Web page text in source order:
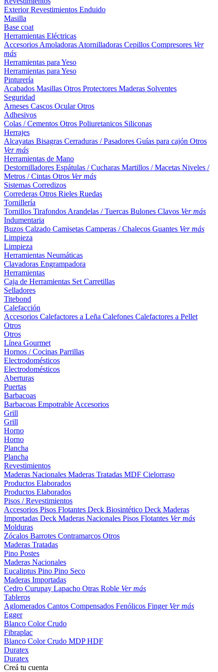
ExteriorRevestimientos Enduido
Masilla
Base coat
Herramientas Eléctricas
Accesorios Amoladoras Atornilladoras Cepillos Compresores Ver
más
Herramientas para Yeso
Herramientas para Yeso
Pinturería
Acabados Masillas Otros Protectores Maderas Solventes
Seguridad
Arneses Cascos OcularOtros
Adhesivos
Colas / Cementos Otros Poliuretanicos Siliconas
Herrajes
Alcayatas Bisagras Cerraduras / Pasadores Guías para cajón Otros
Ver más
Herramientas de Mano
Destornilladores Espátulas / Cucharas Martillos / Macetas Niveles /
Metros / Cintas Otros Ver más
Sistemas Corredizos
Correderas Otros Rieles Ruedas
Tornillería
Tornillos Tirafondos Arandelas / Tuercas Bulones Clavos Ver más
Indumentaria
Buzos Calzado Camisetas Camperas / Chalecos Guantes Ver más
Limpieza
Limpieza
Herramientas Neumáticas
Clavadoras Engrampadora
Herramientas
Caja de Herramientas Set Carretillas
Selladores
Titebond
Calefacción
Accesorios Calefactores a Leña Calefones Calefactores a Pellet
Otros
Otros
Línea Gourmet
Hornos / Cocinas Parrillas
Electrodomésticos
Electrodomésticos
Aberturas
Puertas
Barbacoas
Barbacoas Empotrable Accesorios
Grill
Grill
Horno
Horno
Plancha
Plancha
Revestimientos
Maderas Nacionales Maderas Tratadas MDF Cielorraso
Productos Elaborados
Productos Elaborados
Pisos / Revestimientos
Accesorios Pisos Flotantes Deck Biosintético Deck Maderas
Importadas Deck Maderas Nacionales Pisos Flotantes Ver más
Molduras
Zócalos Barrotes Contramarcos Otros
Maderas Tratadas
Pino Postes
Maderas Nacionales
Eucaliptus Pino Pino Seco
Maderas Importadas
Cedro Curupay Lapacho Otras Roble Ver más
Tableros
Aglomerados Cantos Compensados Fenólicos Finger Ver más
Egger
Blanco ColorCrudo
Fibraplac
Blanco ColorCrudo MDPHDF
Duratex
Duratex
Creá tu cuenta